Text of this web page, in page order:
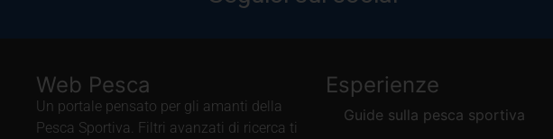
Web Pesca
Un portale pensato per gli amanti della
Pesca Sportiva. Filtri avanzati di ricerca ti
Esperienze
Guide sulla pesca sportiva